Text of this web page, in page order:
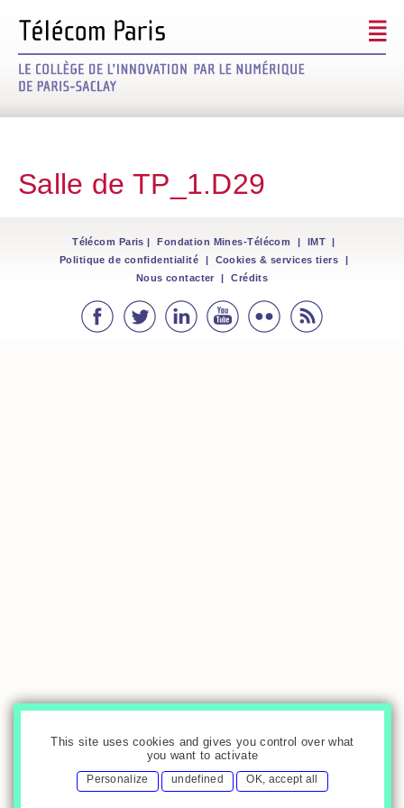
Salle de TP_1.D29
Télécom Paris | Fondation Mines-Télécom | IMT |
Politique de confidentialité
| Cookies & services tiers
|
Nous contacter
| Crédits
Les mécènes
This site uses cookies and gives you control over what
you want to activate
Personalize undefined OK, accept all